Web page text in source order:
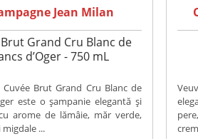
Jean Milan
Grand Cru Blanc de
d’Oger - 750 mL
Cuvée Brut Grand Cru Blanc de
este o șampanie elegantă și
arome de lămâie, măr verde,
...